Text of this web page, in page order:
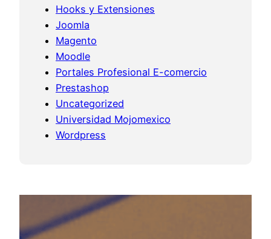
Hooks y Extensiones
Joomla
Magento
Moodle
Portales Profesional E-comercio
Prestashop
Uncategorized
Universidad Mojomexico
Wordpress